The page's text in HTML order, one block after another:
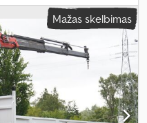
kg, ašių konfigūracija:4x2,
, vairuotojo kabina:dieninė
klasė:
, krovimo
plotis:2 460 mm, krovos
2020
kontrolė, oro
Mažas skelbimas